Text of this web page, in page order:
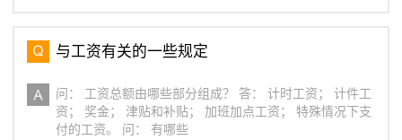
与工资有关的一些规定
问： 工资总额由哪些部分组成？ 答： 计时工资； 计件工
资； 奖金； 津贴和补贴； 加班加点工资； 特殊情况下支
付的工资。 问： 有哪些